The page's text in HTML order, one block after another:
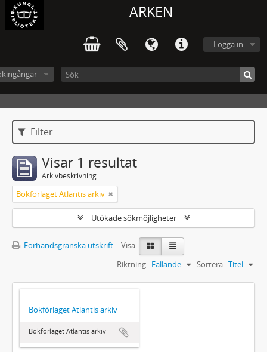
ARKEN
Logga in
Filter
Visar 1 resultat
Arkivbeskrivning
Bokförlaget Atlantis arkiv
Utökade sökmöjligheter
Förhandsgranska utskrift
Visa:
Sortera: Titel
Riktning: Fallande
Bokförlaget Atlantis arkiv
Bokförlaget Atlantis arkiv